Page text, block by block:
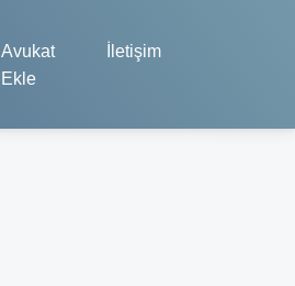
Avukat
Ekle
İletişim